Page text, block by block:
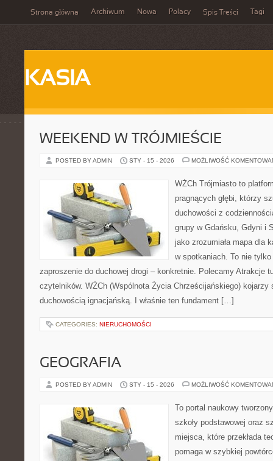
Strona główna Archiwum Nowa Polacy Spis Treści Tagi
KASIA
WEEKEND W TRÓJMIEŚCIE
POSTED BY ADMIN STY - 15 - 2026 MOŻLIWOŚĆ
WŻCh Trójmiasto to
pragnących głębi, którzy
duchowości z
grupy w Gdańsku, Gdyni i
jako zrozumiała mapa dla
w spotkaniach. To nie
zaproszenie do duchowej drogi – konkretnie. Polecamy Atrakcje
czytelników. WŻCh (Wspólnota Życia Chrześcijańskiego) kojarzy
duchowością ignacjańską. I właśnie ten fundament […]
CATEGORIES: NIERUCHOMOŚCI
GEOGRAFIA
POSTED BY ADMIN STY - 15 - 2026 MOŻLIWOŚĆ
To portal naukowy
szkoły podstawowej oraz
miejsca, które przekłada
pomaga w szybkiej